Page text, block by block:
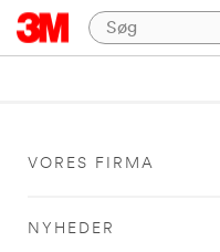
VORES FIRMA
NYHEDER